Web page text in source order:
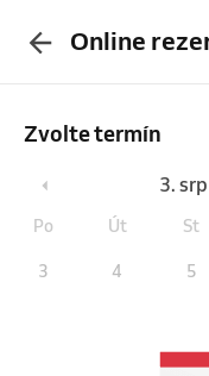
Online
Zvolte termín
3.
Po Út St
3 4 5